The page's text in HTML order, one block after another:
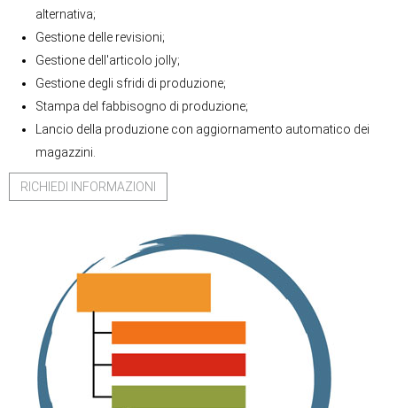
alternativa;
Gestione delle revisioni;
Gestione dell'articolo jolly;
Gestione degli sfridi di produzione;
Stampa del fabbisogno di produzione;
Lancio della produzione con aggiornamento automatico dei
magazzini.
RICHIEDI INFORMAZIONI